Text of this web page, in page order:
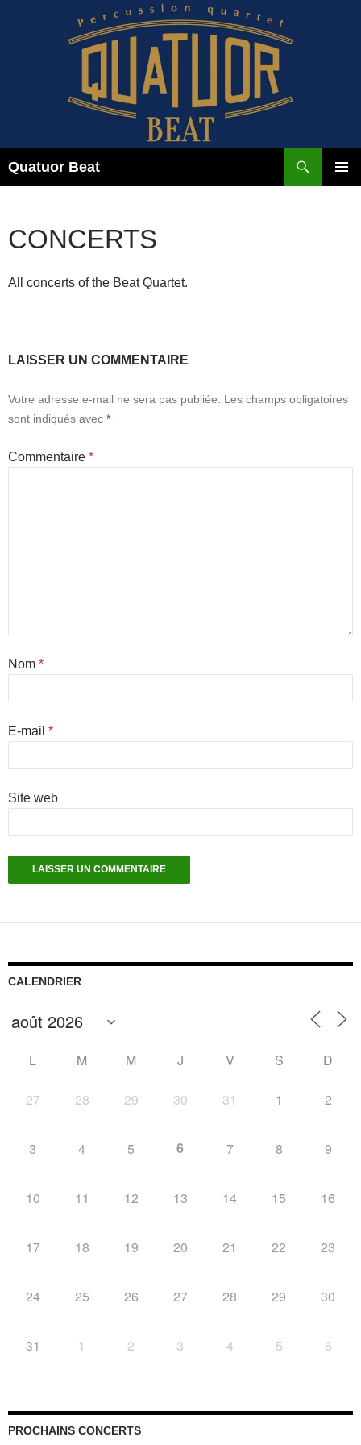
Quatuor Beat
CONCERTS
All concerts of the Beat Quartet.
LAISSER UN COMMENTAIRE
Votre adresse e-mail ne sera pas publiée.
Les champs obligatoires
sont indiqués avec *
Commentaire *
Nom *
E-mail *
Site web
CALENDRIER
L M M J V S D
27 28 29 30 31 1 2
3 4 5 6 7 8 9
10 11 12 13 14 15 16
17 18 19 20 21 22 23
24 25 26 27 28 29 30
31 1 2 3 4 5 6
PROCHAINS CONCERTS